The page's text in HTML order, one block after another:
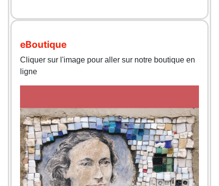
eBoutique
Cliquer sur l'image pour aller sur notre boutique en
ligne